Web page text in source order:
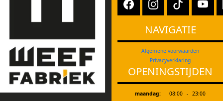
NAVIGATIE
Algemene voorwaarden
Privacyverklaring
OPENINGSTIJDEN
maandag: 08:00 - 23:00